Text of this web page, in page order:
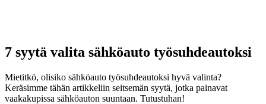
7 syytä valita sähköauto työsuhdeautoksi
Mietitkö, olisiko sähköauto työsuhdeautoksi hyvä valinta?
Keräsimme tähän artikkeliin seitsemän syytä, jotka painavat
vaakakupissa sähköauton suuntaan. Tutustuhan!